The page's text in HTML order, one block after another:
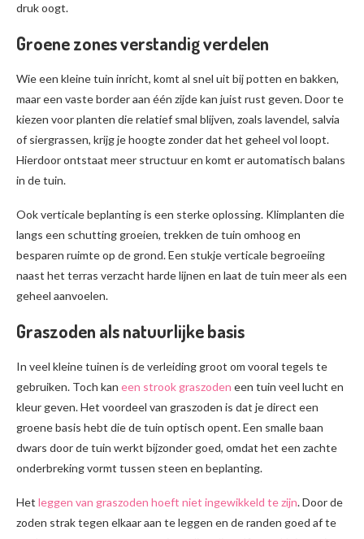
druk oogt.
Groene zones verstandig verdelen
Wie een kleine tuin inricht, komt al snel uit bij potten en bakken,
maar een vaste border aan één zijde kan juist rust geven. Door te
kiezen voor planten die relatief smal blijven, zoals lavendel, salvia
of siergrassen, krijg je hoogte zonder dat het geheel vol loopt.
Hierdoor ontstaat meer structuur en komt er automatisch balans
in de tuin.
Ook verticale beplanting is een sterke oplossing. Klimplanten die
langs een schutting groeien, trekken de tuin omhoog en
besparen ruimte op de grond. Een stukje verticale begroeiing
naast het terras verzacht harde lijnen en laat de tuin meer als een
geheel aanvoelen.
Graszoden als natuurlijke basis
In veel kleine tuinen is de verleiding groot om vooral tegels te
gebruiken. Toch kan een strook graszoden een tuin veel lucht en
kleur geven. Het voordeel van graszoden is dat je direct een
groene basis hebt die de tuin optisch opent. Een smalle baan
dwars door de tuin werkt bijzonder goed, omdat het een zachte
onderbreking vormt tussen steen en beplanting.
Het leggen van graszoden hoeft niet ingewikkeld te zijn. Door de
zoden strak tegen elkaar aan te leggen en de randen goed af te